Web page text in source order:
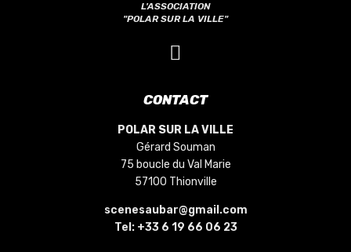
L'ASSOCIATION
"POLAR SUR LA VILLE"
CONTACT
POLAR SUR LA VILLE
Gérard Souman
75 boucle du Val Marie
57100 Thionville
scenesaubar@gmail.com
Tel: +33 6 19 66 06 23